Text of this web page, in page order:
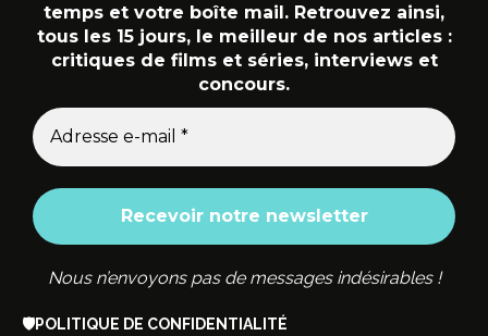
temps et votre boîte mail. Retrouvez ainsi,
tous les 15 jours, le meilleur de nos articles :
critiques de films et séries, interviews et
concours.
Nous n’envoyons pas de messages indésirables !
🛡️POLITIQUE DE CONFIDENTIALITÉ